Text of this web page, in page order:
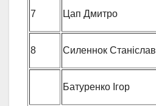
7 Цап Дмитро
8 Силеннок Станіслав
Батуренко Ігор